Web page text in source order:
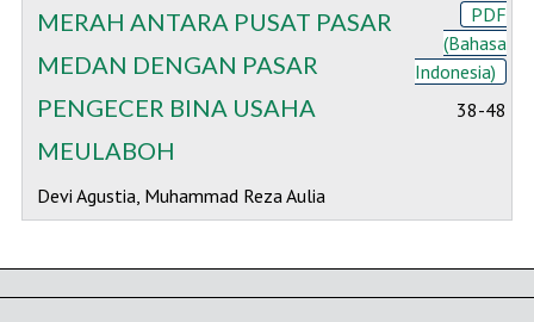
MERAH ANTARA PUSAT PASAR
MEDAN DENGAN PASAR
PENGECER BINA USAHA
MEULABOH
Devi Agustia, Muhammad Reza Aulia
PDF
(Bahasa
Indonesia)
38-48